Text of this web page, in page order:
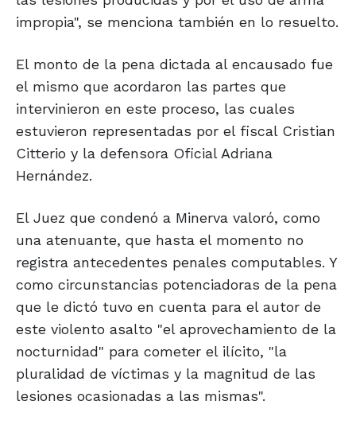
impropia", se menciona también en lo resuelto.
El monto de la pena dictada al encausado fue
el mismo que acordaron las partes que
intervinieron en este proceso, las cuales
estuvieron representadas por el fiscal Cristian
Citterio y la defensora Oficial Adriana
Hernández.
El Juez que condenó a Minerva valoró, como
una atenuante, que hasta el momento no
registra antecedentes penales computables. Y
como circunstancias potenciadoras de la pena
que le dictó tuvo en cuenta para el autor de
este violento asalto "el aprovechamiento de la
nocturnidad" para cometer el ilícito, "la
pluralidad de víctimas y la magnitud de las
lesiones ocasionadas a las mismas".